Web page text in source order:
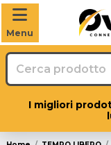
Menu
I migliori